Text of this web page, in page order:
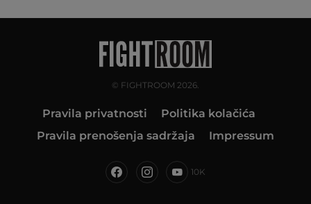
© FIGHTROOM 2026.
Pravila privatnosti
Politika kolačića
Pravila prenošenja sadržaja
Impressum
10K